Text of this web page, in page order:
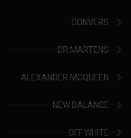
CONVERS
DR.MARTENS
ALEXANDER MCQUEEN
NEW BALANCE
OFF WHITE